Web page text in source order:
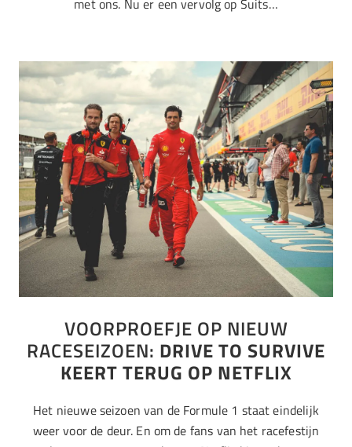
VOORPROEFJE OP NIEUW
RACESEIZOEN: DRIVE TO SURVIVE
KEERT TERUG OP NETFLIX
Het nieuwe seizoen van de Formule 1 staat eindelijk
weer voor de deur. En om de fans van het racefestijn